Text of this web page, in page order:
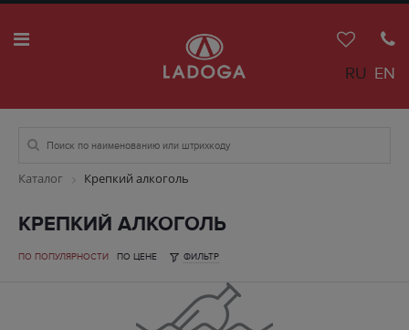
RU EN
Каталог Крепкий алкоголь
КРЕПКИЙ АЛКОГОЛЬ
ПО ПОПУЛЯРНОСТИ ПО ЦЕНЕ ФИЛЬТР